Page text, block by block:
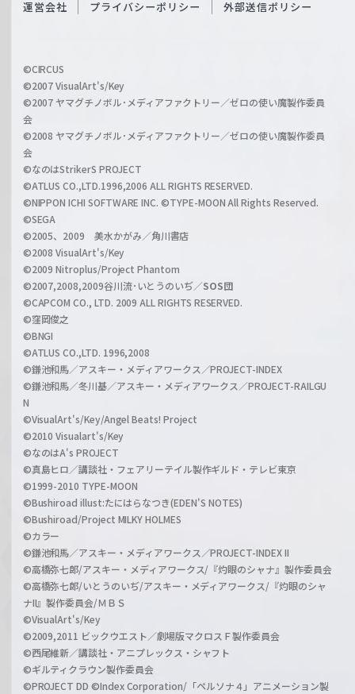
c
a
r
z
i
l
h
a
n
l
運営会社 プライバシーポリシー 外部送信ポリシー
©CIRCUS
©2007 VisualArt's/Key
©2007 ヤマグチノボル･メディアファクトリー／ゼロの使い魔製作委員
会
©2008 ヤマグチノボル･メディアファクトリー／ゼロの使い魔製作委員
会
©なのはStrikerS PROJECT
©ATLUS CO.,LTD.1996,2006 ALL RIGHTS RESERVED.
©NIPPON ICHI SOFTWARE INC. ©TYPE-MOON All Rights Reserved.
©SEGA
©2005、2009 美水かがみ／角川書店
©2008 VisualArt's/Key
©2009 Nitroplus/Project Phantom
©2007,2008,2009谷川流･いとうのいぢ／SOS団
©CAPCOM CO., LTD. 2009 ALL RIGHTS RESERVED.
©窪岡俊之
©BNGI
©ATLUS CO.,LTD. 1996,2008
©鎌池和馬／アスキー・メディアワークス／PROJECT-INDEX
©鎌池和馬／冬川基／アスキー・メディアワークス／PROJECT-RAILGU
N
©VisualArt's/Key/Angel Beats! Project
©2010 Visualart's/Key
©なのはA's PROJECT
©真島ヒロ／講談社・フェアリーテイル製作ギルド・テレビ東京
©1999-2010 TYPE-MOON
©Bushiroad illust:たにはらなつき(EDEN'S NOTES)
©Bushiroad/Project MILKY HOLMES
©カラー
©鎌池和馬／アスキー・メディアワークス／PROJECT-INDEX II
©高橋弥七郎/アスキー・メディアワークス/『灼眼のシャナ』製作委員会
©高橋弥七郎/いとうのいぢ/アスキー・メディアワークス/『灼眼のシャ
ナII』製作委員会/ＭＢＳ
©VisualArt's/Key
©2009,2011 ビックウエスト／劇場版マクロスＦ製作委員会
©西尾維新／講談社・アニプレックス・シャフト
©ギルティクラウン製作委員会
©PROJECT DD ©Index Corporation/「ペルソナ４」アニメーション製